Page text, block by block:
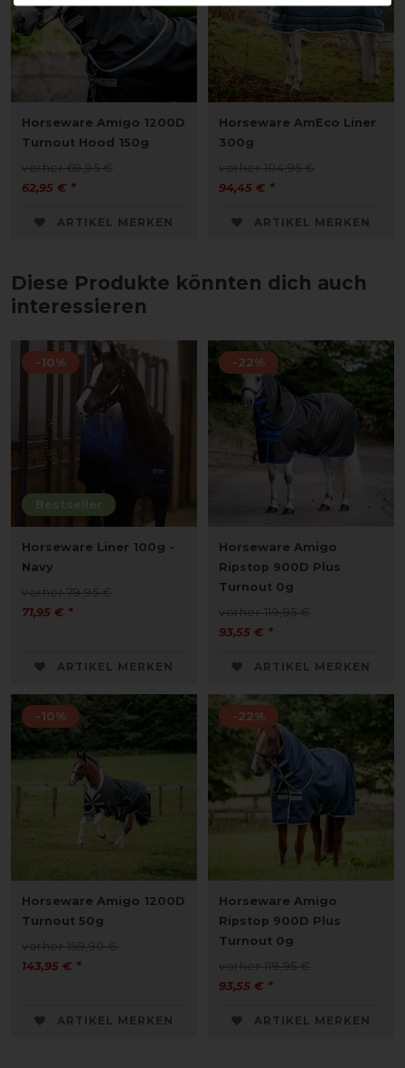
Horseware Amigo 1200D
Turnout Hood 150g
vorher 69,95 €
62,95 € *
ARTIKEL MERKEN
Horseware AmEco Liner
300g
vorher 104,95 €
94,45 € *
ARTIKEL MERKEN
Diese Produkte könnten dich auch
interessieren
Bestseller
-10%
Horseware Liner 100g -
Navy
vorher 79,95 €
71,95 € *
ARTIKEL MERKEN
-22%
Horseware Amigo
Ripstop 900D Plus
Turnout 0g
vorher 119,95 €
93,55 € *
ARTIKEL MERKEN
-10%
Horseware Amigo 1200D
Turnout 50g
vorher 159,90 €
143,95 € *
ARTIKEL MERKEN
-22%
Horseware Amigo
Ripstop 900D Plus
Turnout 0g
vorher 119,95 €
93,55 € *
ARTIKEL MERKEN